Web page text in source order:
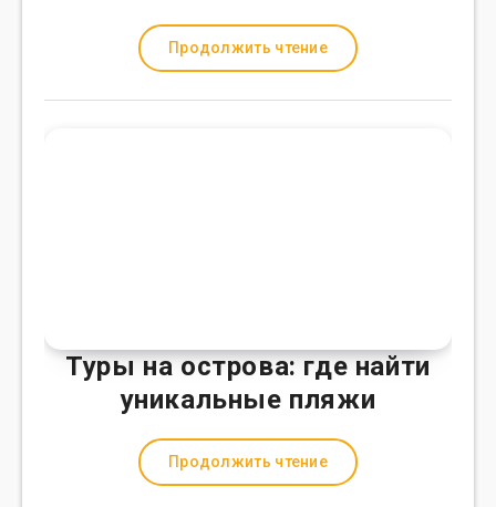
Продолжить чтение
Туры на острова: где найти
уникальные пляжи
Продолжить чтение